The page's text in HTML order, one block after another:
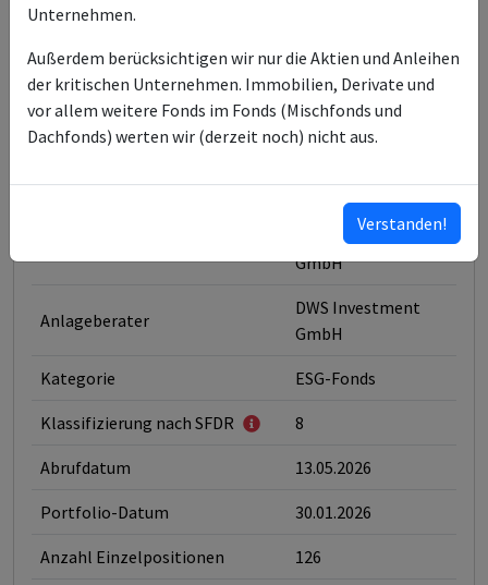
ISIN des Fonds
ISINs weiterer Anteilsklassen
DE000DWS2D66
DE000DWS2L90
DE000DWS3EY3
DE000DWS2D74
Typ des Fonds Aktien
DWS Investment
GmbH
Anlageberater
DWS Investment
GmbH
Kategorie ESG-Fonds
Klassifizierung nach SFDR 8
Abrufdatum 13.05.2026
Portfolio-Datum 30.01.2026
Anzahl Einzelpositionen 126
Unternehmen.
Außerdem berücksichtigen wir nur die Aktien und Anleihen
der kritischen Unternehmen. Immobilien, Derivate und
vor allem weitere Fonds im Fonds (Mischfonds und
Dachfonds) werten wir (derzeit noch) nicht aus.
Verstanden!